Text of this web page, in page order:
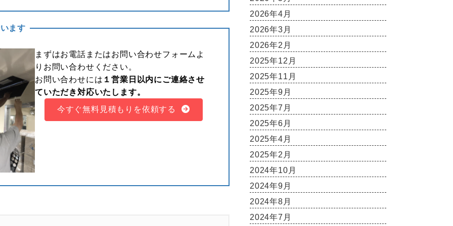
ます
まずはお電話またはお問い合わせフォーム よ
りお問い合わせください。
お問い合わせには １営業日以内にご連絡させ
ていただき対応いたします。
今すぐ無料見積もりを依頼する
2026年4月
2026年3月
2026年2月
2025年12月
2025年11月
2025年9月
2025年7月
2025年6月
2025年4月
2025年2月
2024年10月
2024年9月
2024年8月
2024年7月